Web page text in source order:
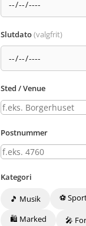
Slutdato(valgfrit)
Sted / Venue
Postnummer
Kategori
🎵 Musik ⚽
🛍️ Marked
🎤